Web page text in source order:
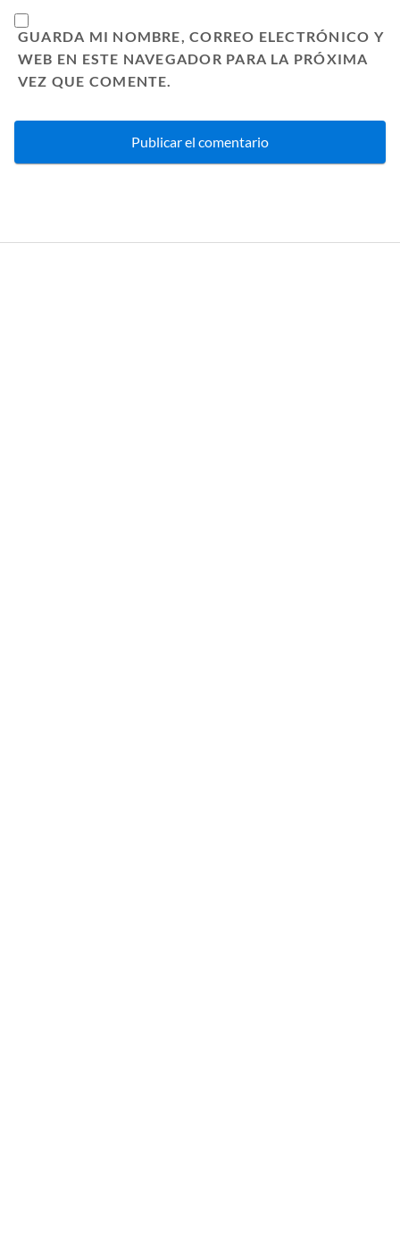
GUARDA MI NOMBRE, CORREO ELECTRÓNICO Y
WEB EN ESTE NAVEGADOR PARA LA PRÓXIMA
VEZ QUE COMENTE.